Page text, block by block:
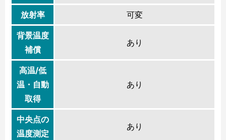
放射率 可変
背景温度
補償
あり
高温/低
温・自動
取得
あり
中央点の
温度測定
あり